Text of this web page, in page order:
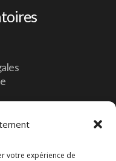
votre expérience de